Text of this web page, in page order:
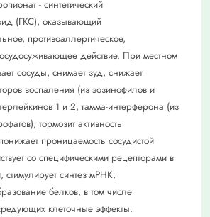
- синтетический
(ГКС), оказывающий
противоаллергическое,
действие. При местном
сосуды, снимает зуд, снижает
воспаления (из эозинофилов и
1 и 2, гамма-интерферона (из
тормозит активность
проницаемость сосудистой
со специфическими рецепторами в
стимулирует синтез мРНК,
белков, в том числе
клеточные эффекты.